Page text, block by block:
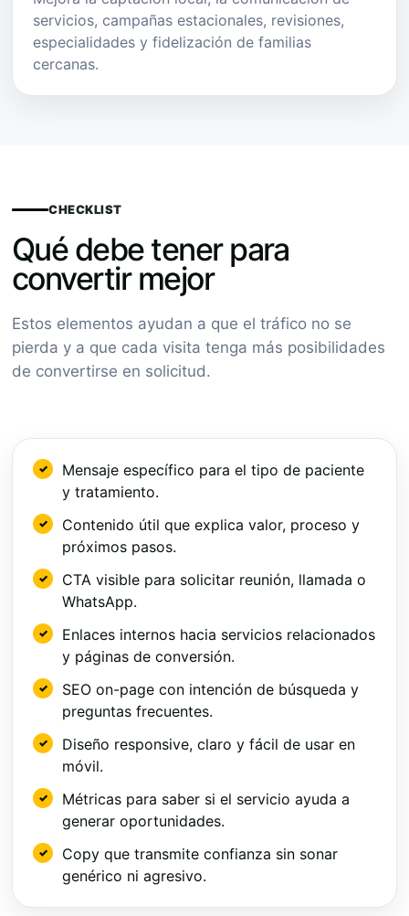
servicios, campañas estacionales, revisiones,
especialidades y fidelización de familias
cercanas.
CHECKLIST
Qué debe tener para
convertir mejor
Estos elementos ayudan a que el tráfico no se
pierda y a que cada visita tenga más posibilidades
de convertirse en solicitud.
Mensaje específico para el tipo de paciente
y tratamiento.
Contenido útil que explica valor, proceso y
próximos pasos.
CTA visible para solicitar reunión, llamada o
WhatsApp.
Enlaces internos hacia servicios relacionados
y páginas de conversión.
SEO on-page con intención de búsqueda y
preguntas frecuentes.
Diseño responsive, claro y fácil de usar en
móvil.
Métricas para saber si el servicio ayuda a
generar oportunidades.
Copy que transmite confianza sin sonar
genérico ni agresivo.